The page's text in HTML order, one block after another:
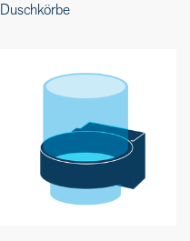
Duschkörbe